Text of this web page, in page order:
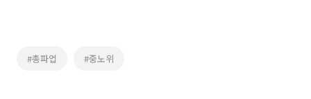
#총파업 #중노위